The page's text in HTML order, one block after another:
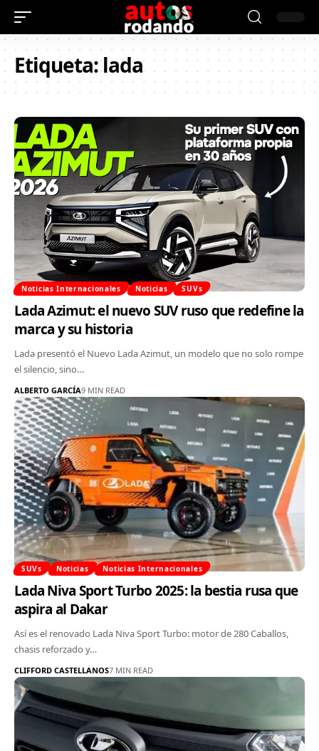
Etiqueta:lada
Noticias Internacionales Noticias SUVs
Lada Azimut: el nuevo SUV ruso que redefine la
marca y su historia
Lada presentó el Nuevo Lada Azimut, un modelo que no solo rompe
el silencio, sino…
ALBERTO GARCÍA9 MIN READ
SUVs Noticias Noticias Internacionales
Lada Niva Sport Turbo 2025: la bestia rusa que
aspira al Dakar
Así es el renovado Lada Niva Sport Turbo: motor de 280 Caballos,
chasis reforzado y…
CLIFFORD CASTELLANOS7 MIN READ